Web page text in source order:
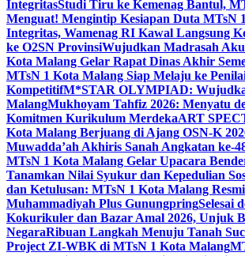
IntegritasStudi Tiru ke Kemenag Bantul,
Menguat! Mengintip Kesiapan Duta MTsN
Integritas, Wamenag RI Kawal Langsung
ke O2SN ProvinsiWujudkan Madrasah
Kota Malang Gelar Rapat Dinas Akhir
MTsN 1 Kota Malang Siap Melaju ke
KompetitifM*STAR OLYMPIAD:
MalangMukhoyam Tahfiz 2026: Menyatu
Komitmen Kurikulum MerdekaART
Kota Malang Berjuang di Ajang OSN-K
Muwadda’ah Akhiris Sanah Angkatan ke-
MTsN 1 Kota Malang Gelar Upacara
Tanamkan Nilai Syukur dan Kepedulian
dan Ketulusan: MTsN 1 Kota Malang
Muhammadiyah Plus GunungpringSelesai
Kokurikuler dan Bazar Amal 2026, Unjuk
NegaraRibuan Langkah Menuju Tanah
Project ZI-WBK di MTsN 1 Kota Malang